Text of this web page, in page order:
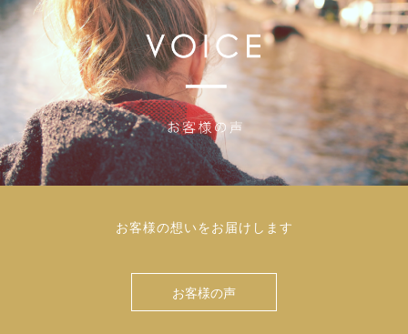
お客様の想いをお届けします
お客様の声